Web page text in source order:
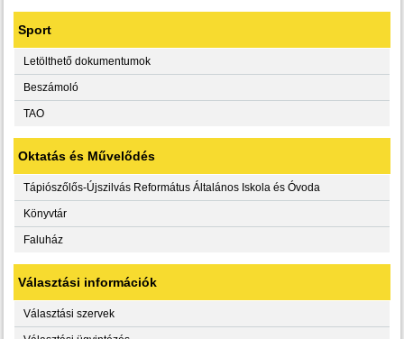
Sport
Letölthető dokumentumok
Beszámoló
TAO
Oktatás és Művelődés
Tápiószőlős-Újszilvás Református Általános Iskola és Óvoda
Könyvtár
Faluház
Választási információk
Választási szervek